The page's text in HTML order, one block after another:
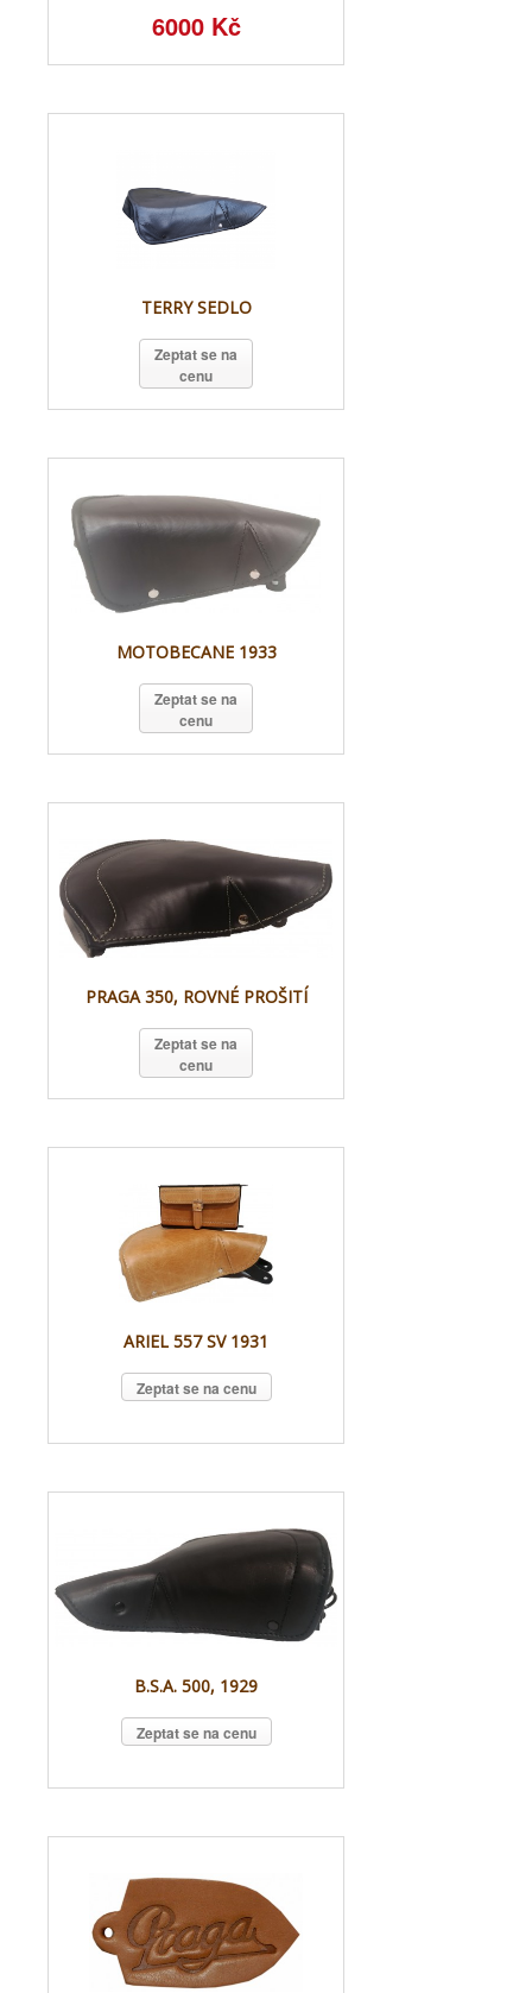
6000 Kč
TERRY SEDLO
Zeptat se na
cenu
MOTOBECANE 1933
Zeptat se na
cenu
PRAGA 350, ROVNÉ PROŠITÍ
Zeptat se na
cenu
ARIEL 557 SV 1931
Zeptat se na cenu
B.S.A. 500, 1929
Zeptat se na cenu